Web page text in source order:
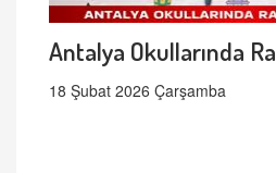
Antalya Okullarında
18 Şubat 2026 Çarşamba